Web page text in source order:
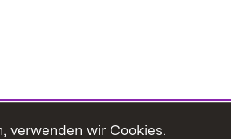
verwenden wir Cookies.